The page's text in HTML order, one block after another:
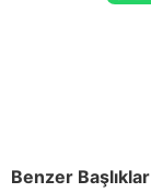
Benzer Başlıklar